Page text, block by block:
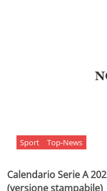
Sport Top-News
Calendario Serie A
(versione stampabile)